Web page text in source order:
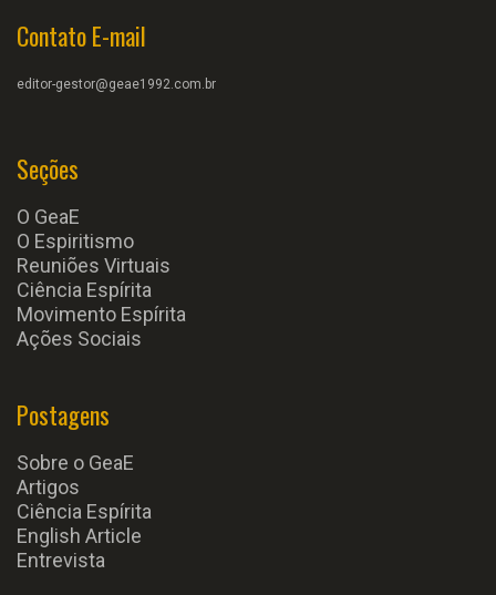
Contato E-mail
editor-gestor@geae1992.com.br
Seções
O GeaE
O Espiritismo
Reuniões Virtuais
Ciência Espírita
Movimento Espírita
Ações Sociais
Postagens
Sobre o GeaE
Artigos
Ciência Espírita
English Article
Entrevista